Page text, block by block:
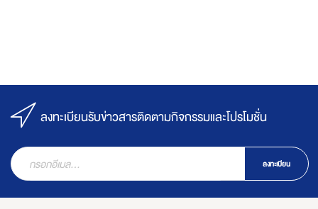
ลงทะเบียนรับข่าวสารติดตามกิจกรรมและโปรโมชั่น
ลงทะเบียน